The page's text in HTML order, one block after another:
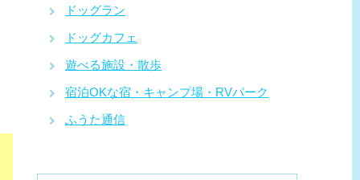
ドッグラン
ドッグカフェ
遊べる施設・散歩
宿泊OKな宿・キャンプ場・RVパーク
ふうた通信